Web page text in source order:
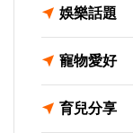
娛樂話題
寵物愛好
育兒分享